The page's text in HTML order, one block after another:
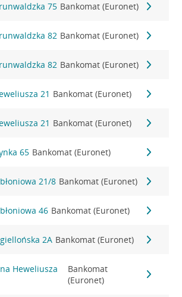
75 Bankomat (Euronet)
82 Bankomat (Euronet)
82 Bankomat (Euronet)
21 Bankomat (Euronet)
21 Bankomat (Euronet)
65 Bankomat (Euronet)
21/8 Bankomat (Euronet)
46 Bankomat (Euronet)
2A Bankomat (Euronet)
Heweliusza
Bankomat
(Euronet)